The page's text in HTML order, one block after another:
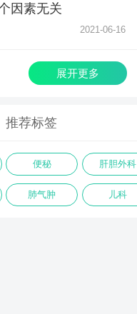
因素无关
2021-06-16
展开更多
推荐标签
便秘 肝胆外科
肺气肿 儿科